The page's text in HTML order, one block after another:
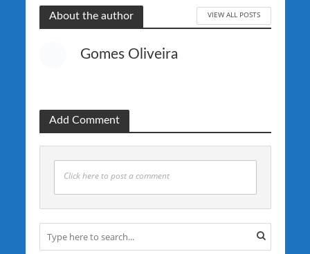
About the author VIEW ALL POSTS
Gomes Oliveira
Add Comment
Click here to post a comment